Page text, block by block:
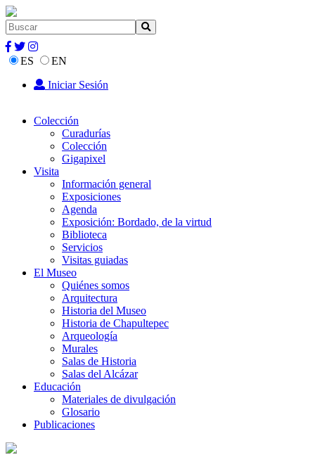
ES
EN
Iniciar Sesión
Colección
Curadurías
Colección
Gigapixel
Visita
Información general
Exposiciones
Agenda
Exposición: Bordado, de la virtud
Biblioteca
Servicios
Visitas guiadas
El Museo
Quiénes somos
Arquitectura
Historia del Museo
Historia de Chapultepec
Arqueología
Murales
Salas de Historia
Salas del Alcázar
Educación
Materiales de divulgación
Glosario
Publicaciones